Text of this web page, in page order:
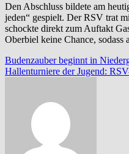
Den Abschluss bildete am
jeden“ gespielt. Der RSV trat
schockte direkt zum Auftakt
Oberbiel keine Chance,
Beitragsnavigation
Budenzauber beginnt in
Hallenturniere der Jugend: